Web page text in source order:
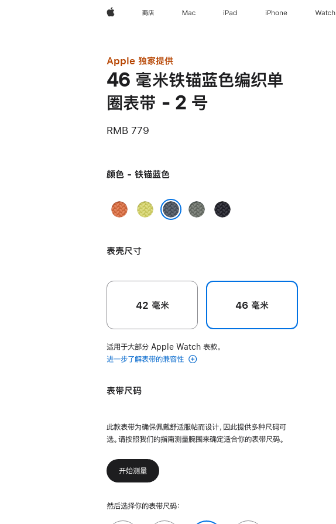
Apple 商店 Mac iPad iPhone Watch
Apple 独家提供
46 毫米铁锚蓝色编织单
圈表带 - 2 号
RMB 779
颜色 - 铁锚蓝色
姜
色
霓
色
灰
午
表壳尺寸
42 毫米 46 毫米
适用于大部分 Apple Watch 表款。
进一步了解表带的兼容性
表带尺码
此款表带为确保佩戴舒适服帖而设计，因此提供多种尺码可
选。请按照我们的指南测量腕围来确定适合你的表带尺码。
开始测量
然后选择你的表带尺码：